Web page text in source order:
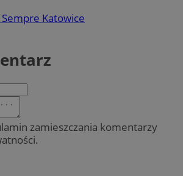
Katowice
zamieszczania komentarzy